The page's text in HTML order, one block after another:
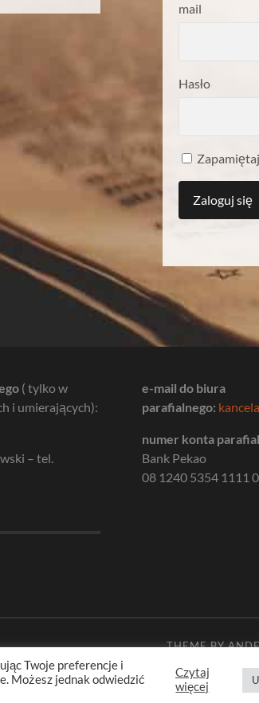
mail
Hasło
( tylko w
i umierających):
– tel.
e-mail do biura
parafialnego:
numer konta
Bank Pekao
08 1240 5354 1111
THEME BY
Twoje preferencje i
Możesz jednak odwiedzić
Czytaj
więcej